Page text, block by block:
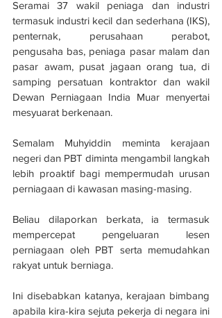
Seramai 37 wakil peniaga dan industri
termasuk industri kecil dan sederhana (IKS),
penternak, perusahaan perabot,
pengusaha bas, peniaga pasar malam dan
pasar awam, pusat jagaan orang tua, di
samping persatuan kontraktor dan wakil
Dewan Perniagaan India Muar menyertai
mesyuarat berkenaan.
Semalam Muhyiddin meminta kerajaan
negeri dan PBT diminta mengambil langkah
lebih proaktif bagi mempermudah urusan
perniagaan di kawasan masing-masing.
Beliau dilaporkan berkata, ia termasuk
mempercepat pengeluaran lesen
perniagaan oleh PBT serta memudahkan
rakyat untuk berniaga.
Ini disebabkan katanya, kerajaan bimbang
apabila kira-kira sejuta pekerja di negara ini